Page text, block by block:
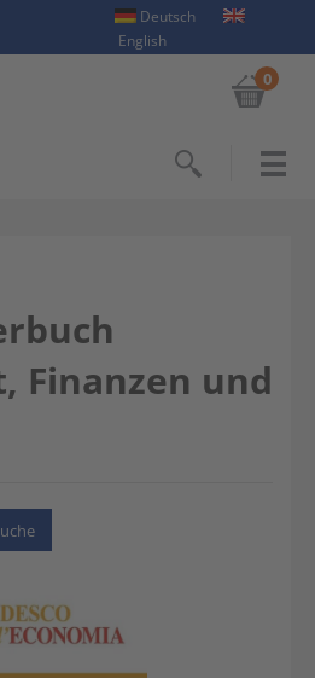
Deutsch
English
0
Finanzen und